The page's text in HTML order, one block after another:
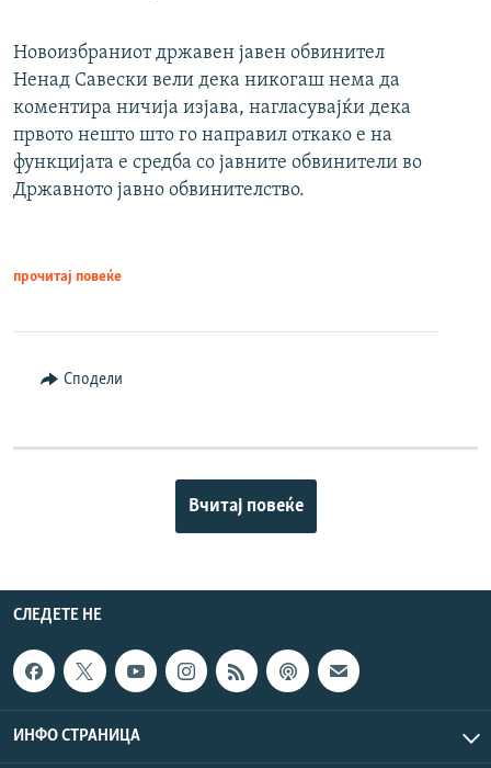
Новоизбраниот државен јавен обвинител
Ненад Савески вели дека никогаш нема да
коментира ничија изјава, нагласувајќи дека
првото нешто што го направил откако е на
функцијата е средба со јавните обвинители во
Државното јавно обвинителство.
прочитај повеќе
Сподели
Вчитај повеќе
СЛЕДЕТЕ НЕ
ИНФО СТРАНИЦА